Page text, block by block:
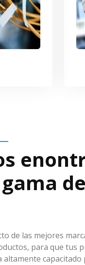
de
de las mejores
para que tus
capacitado